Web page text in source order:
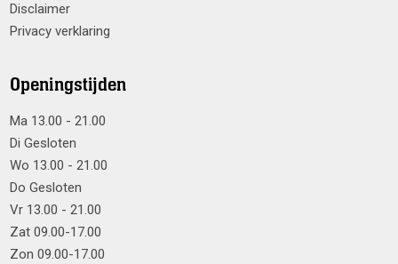
Disclaimer
Privacy verklaring
Openingstijden
Ma 13.00 - 21.00
Di Gesloten
Wo 13.00 - 21.00
Do Gesloten
Vr 13.00 - 21.00
Zat 09.00-17.00
Zon 09.00-17.00